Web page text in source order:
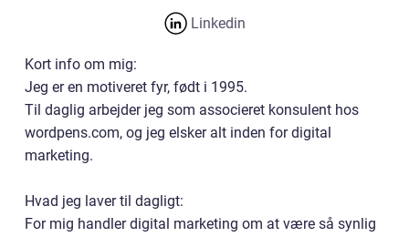
Linkedin
Kort info om mig:
Jeg er en motiveret fyr, født i 1995.
Til daglig arbejder jeg som associeret konsulent hos
wordpens.com, og jeg elsker alt inden for digital
marketing.
Hvad jeg laver til dagligt:
For mig handler digital marketing om at være så synlig